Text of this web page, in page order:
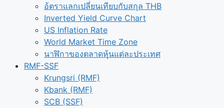
อ้ตราแลกเปลี่ยนเทียบกับสกุล THB
Inverted Yield Curve Chart
US Inflation Rate
World Market Time Zone
นาฬิกาของตลาดหุุ้นแต่ละประเทศ
RMF-SSF
Krungsri (RMF)
Kbank (RMF)
SCB (SSF)